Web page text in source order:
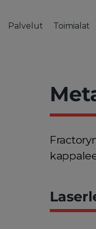
Palvelut
Plasmaleikkaus
Polttoleikkaus
Metallin lävistys
Metallin särmäys
Toimialat
Ilmailu-
Sähkö-